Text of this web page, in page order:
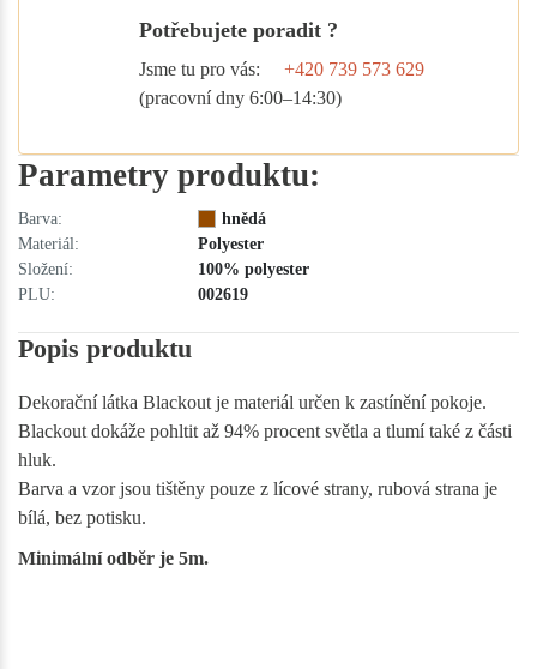
Potřebujete poradit ?
Jsme tu pro vás:
+420 739 573 629
(pracovní dny 6:00–14:30)
Parametry produktu:
Barva:
hnědá
Materiál:
Polyester
Složení:
100% polyester
PLU:
002619
Popis produktu
Dekorační látka Blackout je materiál určen k zastínění pokoje.
Blackout dokáže pohltit až 94% procent světla a tlumí také z části
hluk.
Barva a vzor jsou tištěny pouze z lícové strany, rubová strana je
bílá, bez potisku.
Minimální odběr je 5m.